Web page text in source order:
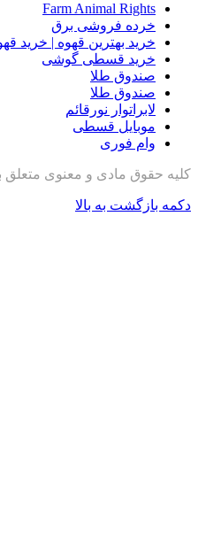
Farm Animal Rights
خرده فروشی برق
خرید بهترین قهوه | خرید
خرید قسطی گوشی
صندوق طلا
صندوق طلا
لابراتوار نورقائم
موبایل قسطی
وام فوری
کلیه حقوق مادی و معنوی متعلق
دکمه بازگشت به بالا